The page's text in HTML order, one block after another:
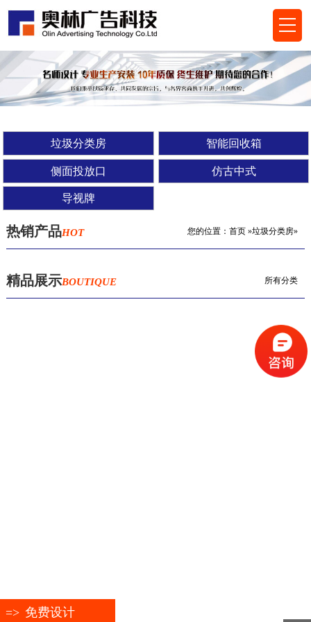
垃圾分类房 智能回收箱
侧面投放口 仿古中式
导视牌
热销产品HOT 您的位置：首页 »垃圾分类房»
精品展示BOUTIQUE 所有分类
=> 免费设计